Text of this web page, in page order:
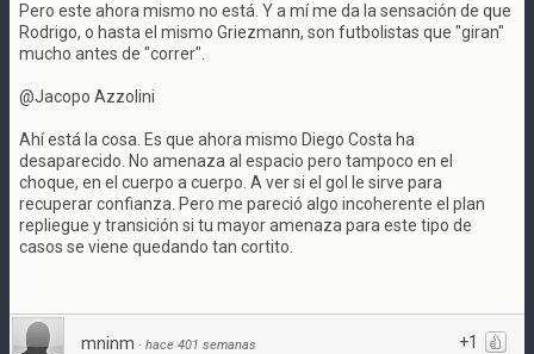
Pero este ahora mismo no está. Y a mí me da la sensación de que
Rodrigo, o hasta el mismo Griezmann, son futbolistas que "giran"
mucho antes de "correr".
@Jacopo Azzolini
Ahí está la cosa. Es que ahora mismo Diego Costa ha
desaparecido. No amenaza al espacio pero tampoco en el
choque, en el cuerpo a cuerpo. A ver si el gol le sirve para
recuperar confianza. Pero me pareció algo incoherente el plan
repliegue y transición si tu mayor amenaza para este tipo de
casos se viene quedando tan cortito.
+1
mninm · hace 401 semanas